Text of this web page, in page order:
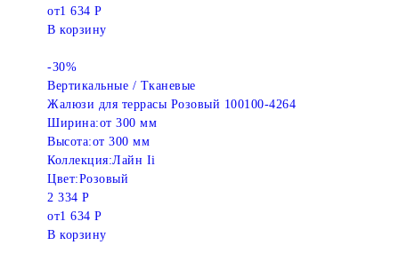
от1 634 Р
В корзину
-30%
Вертикальные / Тканевые
Жалюзи для террасы Розовый 100100-4264
Ширина:от 300 мм
Высота:от 300 мм
Коллекция:Лайн Ii
Цвет:Розовый
2 334 Р
от1 634 Р
В корзину